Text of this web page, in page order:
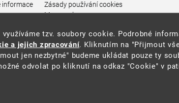
informace
Zásady používání cookies
Mapa webu
tzv. soubory cookie. Podrobné
a jejich zpracování. Kliknutím na "Přijmout
jen nezbytné" budeme ukládat pouze ty
odvolat po kliknutí na odkaz "Cookie" v